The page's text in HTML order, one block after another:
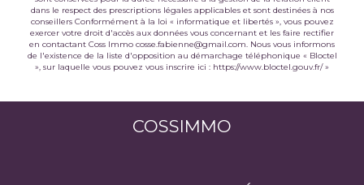
dans le respect des prescriptions légales applicables et sont destinées à nos
conseillers Conformément à la loi « informatique et libertés », vous pouvez
exercer votre droit d'accès aux données vous concernant et les faire rectifier
en contactant Coss Immo cosse.fabienne@gmail.com. Nous vous informons
de l'existence de la liste d'opposition au démarchage téléphonique « Bloctel
», sur laquelle vous pouvez vous inscrire ici : https://www.bloctel.gouv.fr/»
COSSIMMO